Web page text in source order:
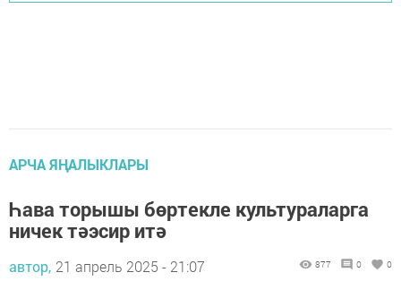
АРЧА ЯҢАЛЫКЛАРЫ
Һава торышы бөртекле культураларга
ничек тәэсир итә
автор, 21 апрель 2025 - 21:07 877 0 0